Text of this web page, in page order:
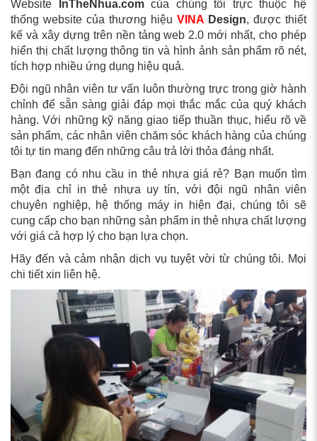
Website
InTheNhua.comcủa chúng tôi trực thuộc hệ
thống website của thương hiệu VINA Design, được thiết
kế và xây dựng trên nền tảng web 2.0 mới nhất, cho phép
hiển thị chất lượng thông tin và hình ảnh sản phẩm rõ nét,
tích hợp nhiều ứng dụng hiệu quả.
Đội ngũ nhân viên tư vấn luôn thường trực trong giờ hành
chỉnh để sẵn sàng giải đáp mọi thắc mắc của quý khách
hàng. Với những kỹ năng giao tiếp thuần thục, hiểu rõ về
sản phẩm, các nhân viên chăm sóc khách hàng của chúng
tôi tự tin mang đến những câu trả lời thỏa đáng nhất.
Bạn đang có nhu cầu in thẻ nhựa giá rẻ? Bạn muốn tìm
một địa chỉ in thẻ nhựa uy tín, với đội ngũ nhân viên
chuyên nghiệp, hệ thống máy in hiện đại, chúng tôi sẽ
cung cấp cho bạn những sản phẩm in thẻ nhựa chất lượng
với giá cả hợp lý cho bạn lựa chọn.
Hãy đến và cảm nhận dịch vụ tuyệt vời từ chúng tôi. Mọi
chi tiết xin liên hệ.